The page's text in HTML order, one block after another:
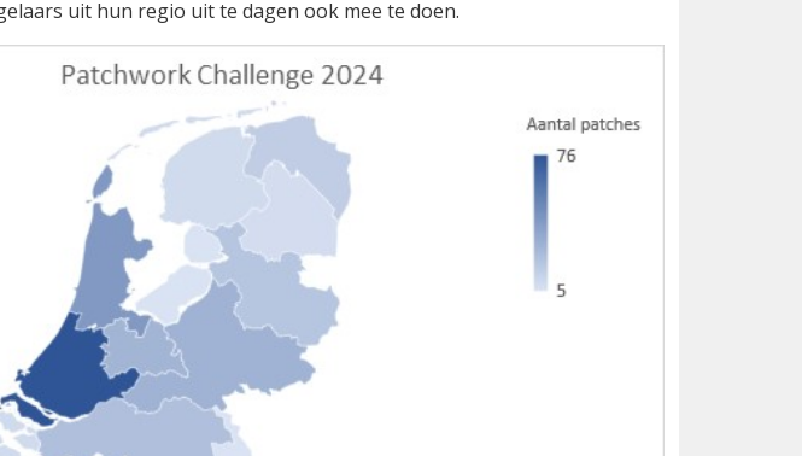
uit hun regio uit te dagen ook mee te doen.